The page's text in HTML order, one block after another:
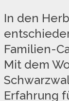
In den
Familien-
Mit dem
Erfahrung